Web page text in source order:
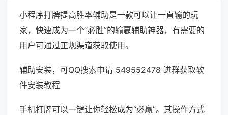
小程序打牌提高胜率辅助是一款可以让一直输的玩
家，快速成为一个“必胜”的输赢辅助神器，有需要的
用户可通过正规渠道获取使用。
辅助安装，可QQ搜索申请 549552478 进群获取软
件安装教程
手机打牌可以一键让你轻松成为“必赢”。其操作方式